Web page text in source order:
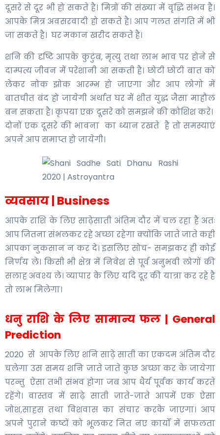
दूसरे से दूर भी हो सकते है। मित्रों की संख्या में वृद्धि संभव है।
आपके मित्र अवसरवादी हो सकते है। आप गलत संगति में भी
जा सकते है। घर मकान खरीद सकते है।
शनि की दृष्टि आपके कुटुंब, मृत्यु तथा लाभ भाव पर होने से
दाम्पत्य जीवन में परेशानी आ सकती है। छोटी छोटी बात को
लेकर नोक झोक आरम्भ हो जाएगा और आप लोगो में
बातचीत बंद हो जायेगी अर्थात घर में शीत युद्ध जैसा माहौल
बन सकता है। कृपया एक दूसरे को समझने की कोशिश करे।
दोनों एक दूसरे की भावना का ध्यान रखते है तो समस्याएं
अपने आप समाप्त हो जायेगी।
व्यवसाय | Business
आपके राशि के लिए साढ़ेसाती अंतिम दौर में चल रहा है अतः
आप जितना संभलकर रहे अच्छा रहेगा क्योंकि जाते जाते कही
आपका नुकसान न कर दे। इसलिए सोच- समझकर ही कोई
निर्णय ले। किसी भी क्षेत्र में निवेश से पूर्व अनुभवी लोगों की
सलाह अवश्य ले। व्यापार के लिए यदि दूर की यात्रा कर रहे है
तो लाभ मिलेगा।
धनु राशि के लिए सामान्य फल | General
Prediction
2020 से आपके लिए शनि साढ़े साती का एकदम अंतिम दौर
चलेगा उस समय शनि जाते जाते कुछ अच्छा कर के जायेगा
परन्तु ऐसा तभी संभव होगा जब आप धैर्य पूर्वक कार्य करते
रहेंगे। वास्तव में साढ़े साती जाते-जाते आपमें एक ऐसा
जोश,साहस तथा विशवास का संचार करके जाएगा। आप
अपने पुराने कष्टों को भूलकर नित नए कार्यों में सफलता